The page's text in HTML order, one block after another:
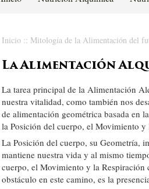
Inicio:: Mitología de la Alimentación del
La Alimentación
La tarea principal de la Alimentación
nuestra vitalidad, como también nos
de alimentación geométrica basada en
la Posición del cuerpo, el Movimiento y
La Posición del cuerpo, su Geometría,
mantiene nuestra vida y al mismo
cuerpo, el Movimiento y la
obstáculo en este camino, es la